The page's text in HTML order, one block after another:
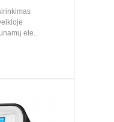
ele..